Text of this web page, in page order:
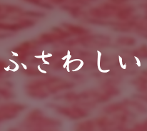
さわし